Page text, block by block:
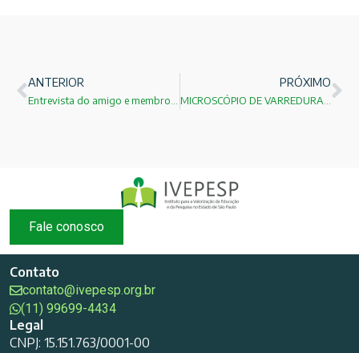
ANTERIOR
Entrevista do amigo e membro do IVEPESP Stavros Xanthopoylos(HOJE UM DOS MAIORES ESPECIALISTAS EM EAD) na Revista ARede
PRÓXIMO
MICROSCÓPIO DE VARREDURA POR TUNELAMENTO
Fale conosco
Contato
contato@ivepesp.org.br
(11) 99699-4434
Legal
CNPJ: 15.151.763/0001-00